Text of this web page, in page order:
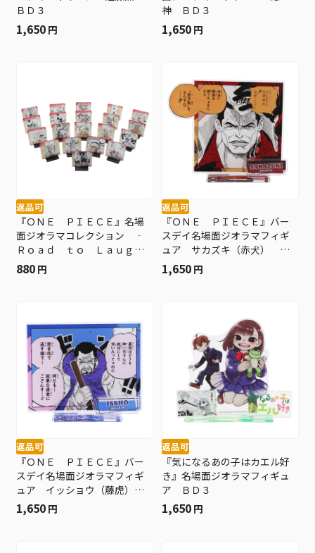
ＢＤ３
1,650 円
神 ＢＤ３
1,650 円
返品可
『ＯＮＥ ＰＩＥＣＥ』名場
面ジオラマコレクション ‐
Ｒｏａｄ ｔｏ Ｌａｕｇ
ｈ Ｔａｌｅ‐ ｖｏｌ．
７ （全２０種／ランダム１
880 円
返品可
『ＯＮＥ ＰＩＥＣＥ』バー
スデイ名場面ジオラマフィギ
ュア サカズキ（赤犬） Ｂ
Ｄ３
1,650 円
返品可
『ＯＮＥ ＰＩＥＣＥ』バー
スデイ名場面ジオラマフィギ
ュア イッショウ（藤虎）
ＢＤ３
1,650 円
返品可
『気になるあの子はカエル好
き』名場面ジオラマフィギュ
ア ＢＤ３
1,650 円